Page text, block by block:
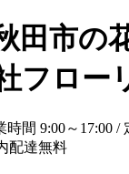
田市の
フロー
時間 9:00～
配達無料